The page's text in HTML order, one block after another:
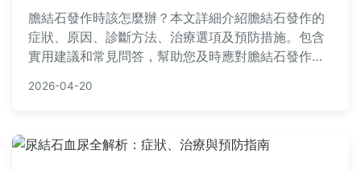
膽結石發作時該怎麼辦？本文詳細介紹膽結石發作的
症狀、原因、診斷方法、治療選項及預防措施。包含
實用建議和常見問答，幫助您及時應對膽結石發作的
面指南，讓您掌握關鍵知識。
2026-04-20